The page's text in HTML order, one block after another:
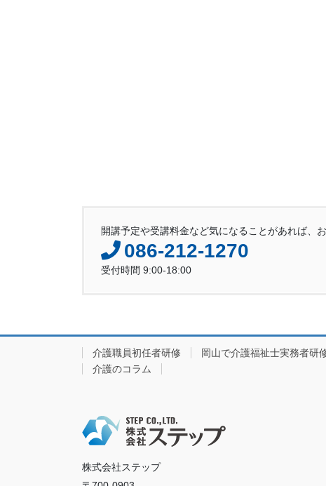
開講予定や受講料金など気になることがあれば、
086-212-1270
受付時間 9:00-18:00
介護職員初任者研修 岡山で介護福祉士実務者研
介護のコラム
株式会社ステップ